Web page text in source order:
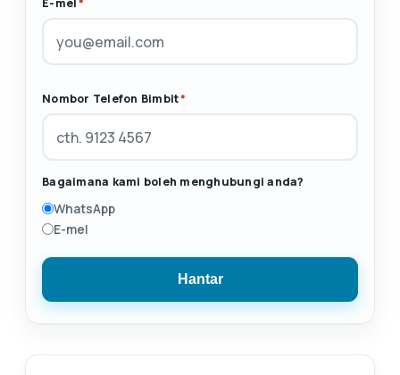
E-mel*
Nombor Telefon Bimbit*
Bagaimana kami boleh menghubungi anda?
WhatsApp
E-mel
Hantar